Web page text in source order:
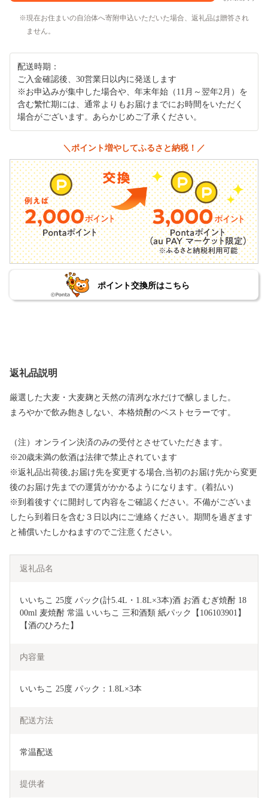
現在お住まいの自治体へ寄附申込いただいた場合、返礼品は贈答され
ません。
配送時期：
ご入金確認後、30営業日以内に発送します
※お申込みが集中した場合や、年末年始（11月～翌年2月）を
含む繁忙期には、通常よりもお届けまでにお時間をいただく
場合がございます。あらかじめご了承ください。
＼ポイント増やしてふるさと納税！／
ポイント交換所はこちら
返礼品説明
厳選した大麦・大麦麹と天然の清冽な水だけで醸しました。
まろやかで飲み飽きしない、本格焼酎のベストセラーです。
（注）オンライン決済のみの受付とさせていただきます。
※20歳未満の飲酒は法律で禁止されています
※返礼品出荷後,お届け先を変更する場合,当初のお届け先から変更
後のお届け先までの運賃がかかるようになります。(着払い)
※到着後すぐに開封して内容をご確認ください。不備がございま
したら到着日を含む３日以内にご連絡ください。期間を過ぎます
と補償いたしかねますのでご注意ください。
返礼品名
いいちこ 25度 パック(計5.4L・1.8L×3本)酒 お酒 むぎ焼酎 18
00ml 麦焼酎 常温 いいちこ 三和酒類 紙パック【106103901】
【酒のひろた】
内容量
いいちこ 25度 パック：1.8L×3本
配送方法
常温配送
提供者